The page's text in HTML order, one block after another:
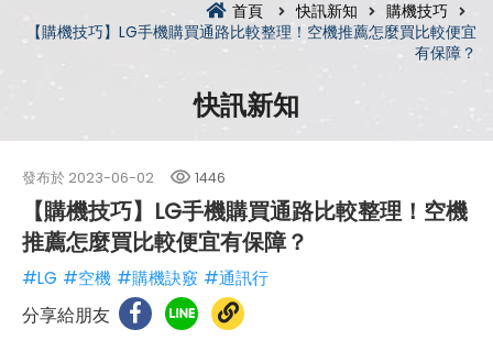
首頁 快訊新知
購機技巧
【購機技巧】LG手機購買通路比較整理！空機推薦怎麼買比較便宜
有保障？
快訊新知
發布於 2023-06-02 1446
【購機技巧】LG手機購買通路比較整理！空機
推薦怎麼買比較便宜有保障？
#LG #空機 #購機訣竅 #通訊行
分享給朋友